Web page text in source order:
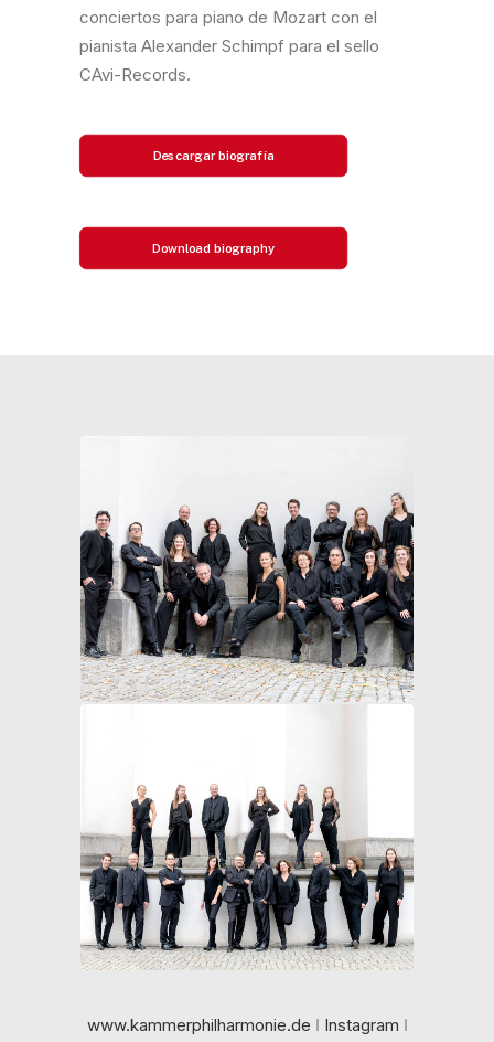
conciertos para piano de Mozart con el
pianista Alexander Schimpf para el sello
CAvi-Records.
Descargar biografía
Download biography
© Neda Navaee
© Neda Navaee
www.kammerphilharmonie.de ǀ Instagram ǀ